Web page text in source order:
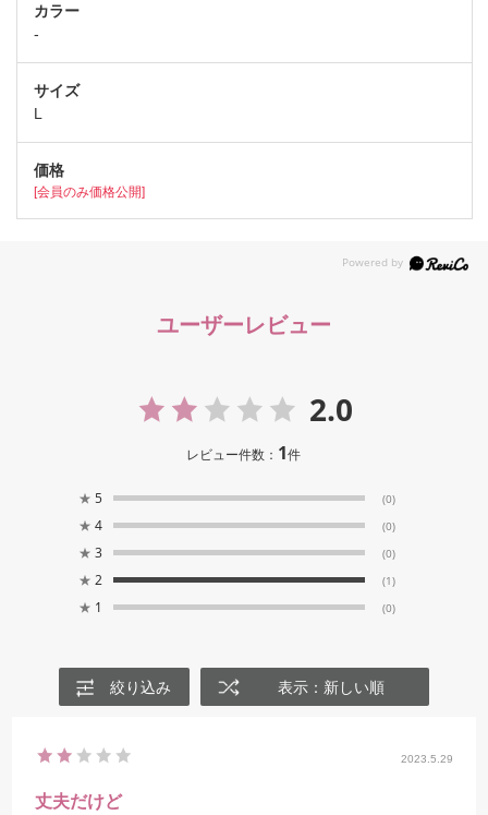
-
L
[会員のみ価格公開]
ユーザーレビュー
2.0
レビュー件数： 1件
★ 5 (0)
★ 4 (0)
★ 3 (0)
★ 2 (1)
★ 1 (0)
絞り込み 表示：新しい順
2023.5.29
丈夫だけど